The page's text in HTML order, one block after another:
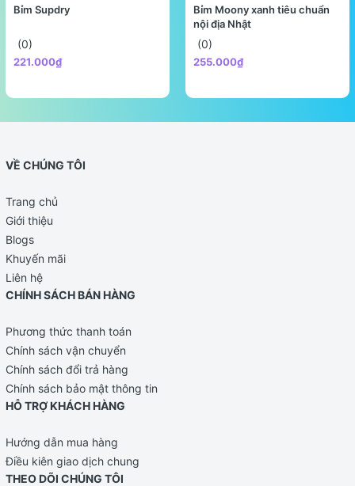
Bỉm Supdry
(0)
221.000₫
Bỉm Moony xanh tiêu chuẩn
nội địa Nhật
(0)
255.000₫
VỀ CHÚNG TÔI
Trang chủ
Giới thiệu
Blogs
Khuyến mãi
Liên hệ
CHÍNH SÁCH BÁN HÀNG
Phương thức thanh toán
Chính sách vận chuyển
Chính sách đổi trả hàng
Chính sách bảo mật thông tin
HỖ TRỢ KHÁCH HÀNG
Hướng dẫn mua hàng
Điều kiên giao dịch chung
THEO DÕI CHÚNG TÔI